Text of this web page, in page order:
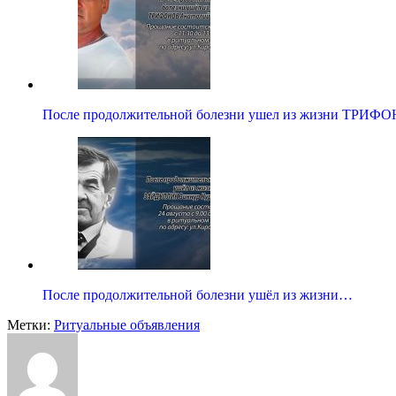
После продолжительной болезни ушел из жизни
После продолжительной болезни ушёл из жизни…
Метки: Ритуальные объявления